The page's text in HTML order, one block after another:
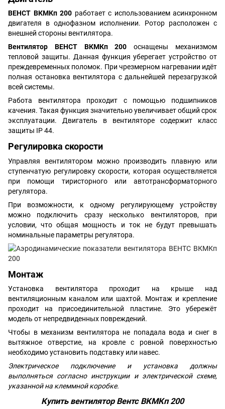
ВЕНСТ ВКМКп 200 работает с использованием асинхронном
двигателя в однофазном исполнении. Ротор расположен с
внешней стороны вентилятора.
Вентилятор ВЕНСТ ВКМКп 200 оснащены механизмом
тепловой защиты. Данная функция уберегает устройство от
преждевременных поломок. При чрезмерном нагревании идёт
полная остановка вентилятора с дальнейшей перезагрузкой
всей системы.
Работа вентилятора проходит с помощью подшипников
качения. Такая функция значительно увеличивает общий срок
эксплуатации. Двигатель в вентиляторе содержит класс
защиты IP 44.
Регулировка скорости
Управляя вентилятором можно производить плавную или
ступенчатую регулировку скорости, которая осуществляется
при помощи тиристорного или автотрансформаторного
регулятора.
При возможности, к одному регулирующему устройству
можно подключить сразу несколько вентиляторов, при
условии, что общая мощность и ток не будут превышать
номинальные параметры регулятора.
Монтаж
Установка вентилятора проходит на крыше над
вентиляционным каналом или шахтой. Монтаж и крепление
проходит на присоединительной пластине. Это убережёт
модель от непредвиденных повреждений.
Чтобы в механизм вентилятора не попадала вода и снег в
вытяжное отверстие, на кровле с ровной поверхностью
необходимо установить подставку или навес.
Электрическое подключение и установка должны
выполняться согласно инструкции и электрической схеме,
указанной на клеммной коробке.
Купить вентилятор Вентс ВКМКп 200